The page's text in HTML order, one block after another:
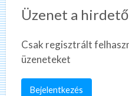
Üzenet a
Csak regisztrált
üzeneteket
Bejelentkezés